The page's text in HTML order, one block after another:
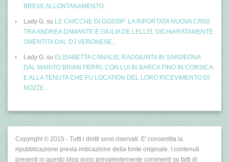
BREVE ALLONTANAMENTO..
Lady G. su LE CHICCHE DI GOSSIP: LA RIPORTATA NUOVA CRISI
TRA ANDREA DAMANTE E GIULIA DE LELLIS, DICHIARATAMENTE
SMENTITA DAL DJ VERONESE..
Lady G. su ELISABETTA CANALIS, RAGGIUNTA IN SARDEGNA
DAL MARITO BRIAN PERRI, CON LUI IN BARCA FINO IN CORSICA
E ALLA TENUTA CHE FU LOCATION DEL LORO RICEVIMENTO DI
NOZZE..
Copyright © 2015 - Tutti i diritti sono riservati. E' consentita la
ripubblicazione previa indicazione della fonte originale. I contenuti
presenti in questo blog sono prevalentemente commenti su fatti di